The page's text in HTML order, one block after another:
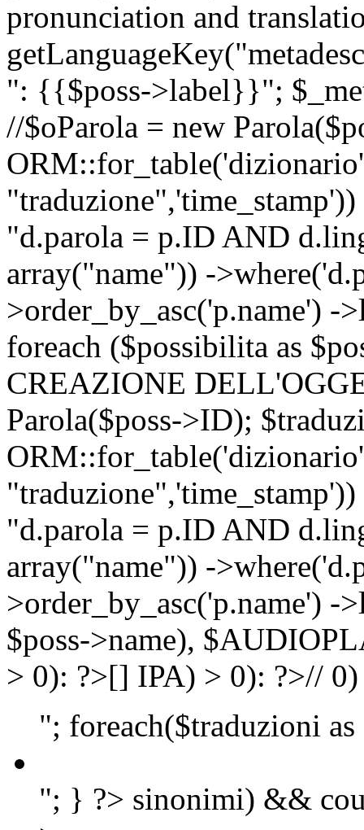
pronunciation and
": {{$poss->label}}";
//$oParola = new
"d.parola = p.ID AND
array("name")) -
>order_by_asc('p.name')
foreach ($possibilita as
CREAZIONE
Parola($poss->ID);
"d.parola = p.ID AND
array("name")) -
>order_by_asc('p.name')
$poss->name),
> 0): ?>[] IPA) > 0): ?>//
"; foreach($traduzioni
"; } ?> sinonimi) &&